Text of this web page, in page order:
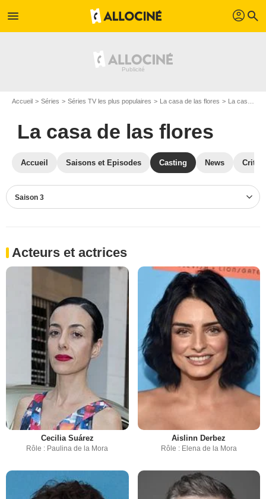
menu profil search
Accueil Séries Séries TV les plus populaires La casa de las flores La casa de las flores S03
La casa de las flores
Accueil Saisons et Episodes Casting News
Saison 3
Acteurs et actrices
Cecilia Suárez
Rôle : Paulina de la Mora
Aislinn Derbez
Rôle : Elena de la Mora